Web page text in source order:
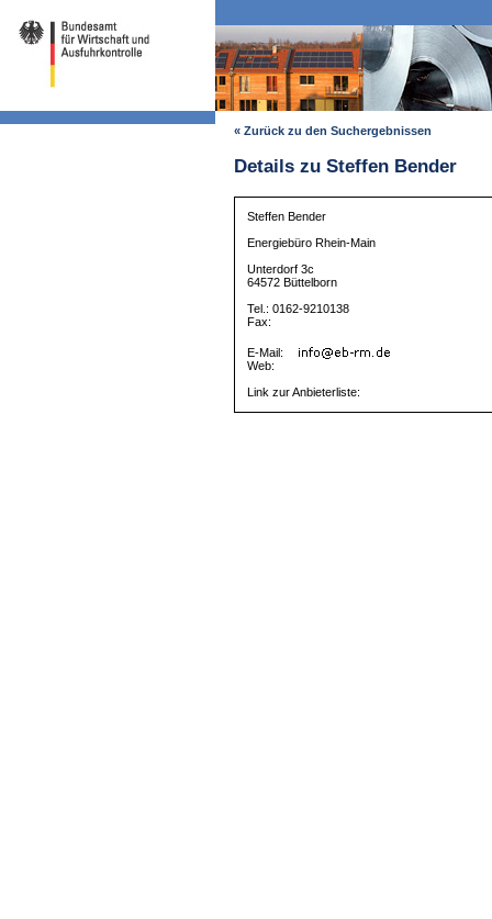
« Zurück zu den Suchergebnissen
Details zu Steffen Bender
Steffen Bender
Energiebüro Rhein-Main
Unterdorf 3c
64572 Büttelborn
Tel.: 0162-9210138
Fax:
E-Mail:
Web:
Link zur Anbieterliste: